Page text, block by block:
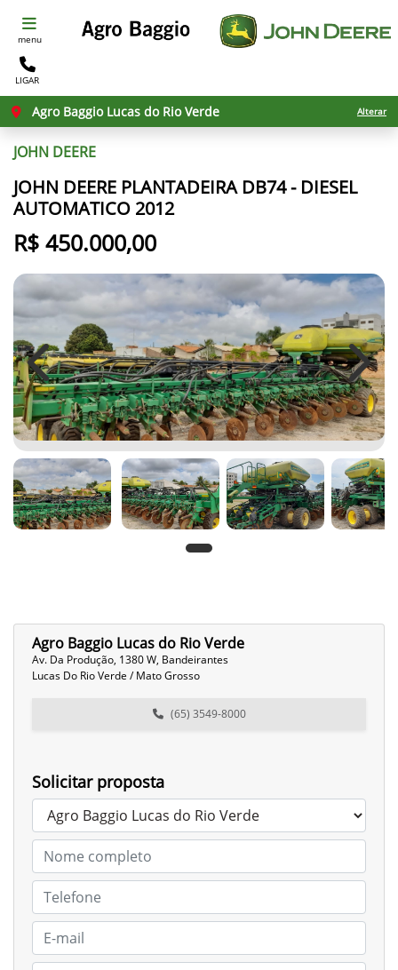
menu
LIGAR
Agro Baggio Lucas do Rio Verde Alterar
JOHN DEERE
JOHN DEERE PLANTADEIRA DB74 - DIESEL
AUTOMATICO 2012
R$ 450.000,00
Previous Next
Agro Baggio Lucas do Rio Verde
Av. Da Produção, 1380 W, Bandeirantes
Lucas Do Rio Verde / Mato Grosso
(65) 3549-8000
Solicitar proposta